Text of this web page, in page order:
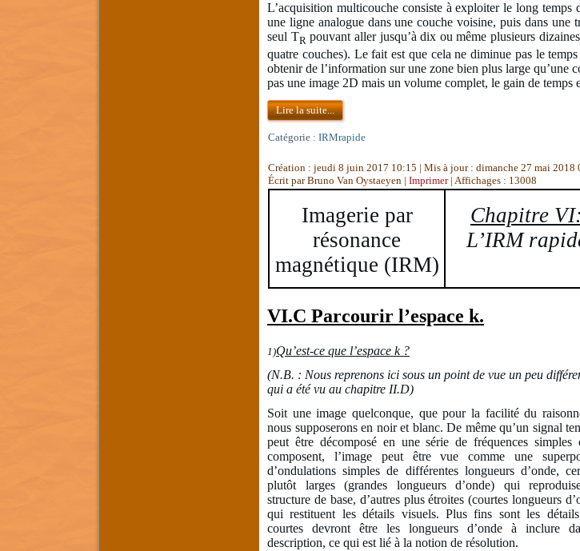
L’acquisition multicouche consiste à exploiter le long temps
une ligne analogue dans une couche voisine, puis dans une
seul TR pouvant aller jusqu’à dix ou même plusieurs
quatre couches). Le fait est que cela ne diminue pas le
obtenir de l’information sur une zone bien plus large qu’une
pas une image 2D mais un volume complet, le gain de temps
Lire la suite...
Catégorie : IRMrapide
Création : jeudi 8 juin 2017 10:15 | Mis à jour : dimanche 27 mai 2018
Écrit par Bruno Van Oystaeyen | Imprimer | Affichages : 13008
Imagerie par
résonance
magnétique (IRM)
Chapitre VI:
L’IRM
VI.C Parcourir l’espace k.
1)Qu’est-ce que l’espace k ?
(N.B. : Nous reprenons ici sous un point de vue un peu
qui a été vu au chapitre II.D)
Soit une image quelconque, que pour la facilité du
nous supposerons en noir et blanc. De même qu’un signal
peut être décomposé en une série de fréquences simples
composent, l’image peut être vue comme une
d’ondulations simples de différentes longueurs d’onde,
plutôt larges (grandes longueurs d’onde) qui
structure de base, d’autres plus étroites (courtes longueurs
qui restituent les détails visuels. Plus fins sont les
courtes devront être les longueurs d’onde à inclure
description, ce qui est lié à la notion de résolution.